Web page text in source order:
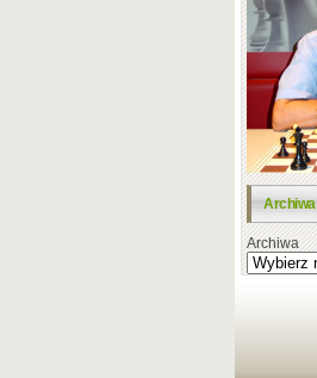
Archiwa
Archiwa